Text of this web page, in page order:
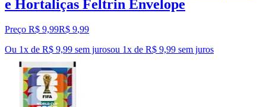
e Hortaliças Feltrin Envelope
Preço R$ 9,99R$ 9,99
Ou 1x de R$ 9,99 sem jurosou 1x de R$ 9,99 sem juros